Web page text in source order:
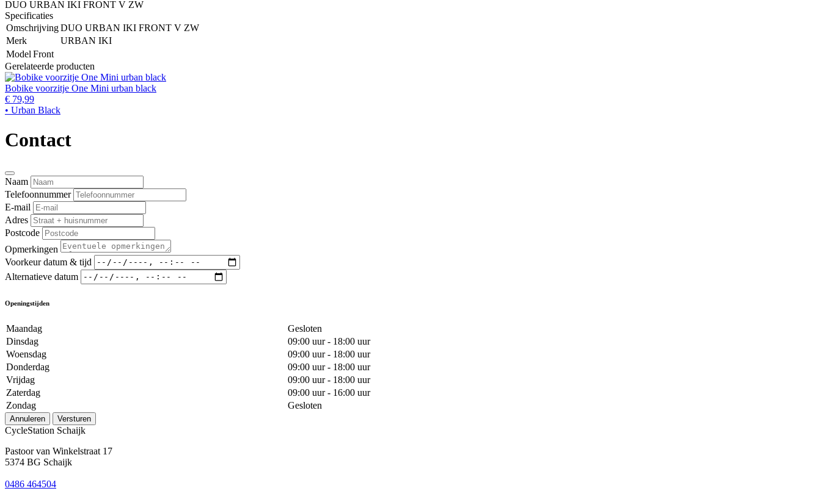
DUO URBAN IKI FRONT V ZW
Specificaties
OmschrijvingDUO URBAN IKI FRONT V ZW
Merk
URBAN IKI
Model Front
Gerelateerde producten
Bobike voorzitje One Mini urban black
€ 79,99
• Urban Black
Contact
Naam
Telefoonnummer
E-mail
Adres
Postcode
Opmerkingen
Voorkeur datum & tijd
Alternatieve datum
Openingstijden
Maandag
Gesloten
Dinsdag
09:00 uur - 18:00 uur
Woensdag
09:00 uur - 18:00 uur
Donderdag
09:00 uur - 18:00 uur
Vrijdag
09:00 uur - 18:00 uur
Zaterdag
09:00 uur - 16:00 uur
Zondag
Gesloten
Annuleren Versturen
CycleStation Schaijk
Pastoor van Winkelstraat 17
5374 BG Schaijk
0486 464504